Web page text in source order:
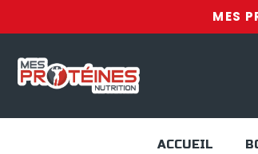
MES
ACCUEIL